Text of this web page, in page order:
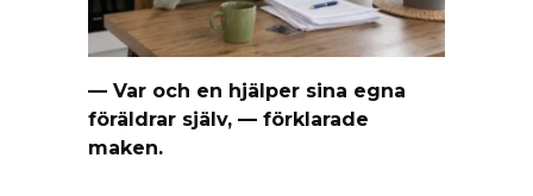
— Var och en hjälper sina egna
föräldrar själv, — förklarade
maken.